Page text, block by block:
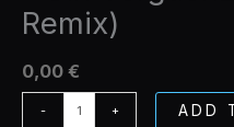
Remix)
0,00 €
-
Sin
(Extended
Remix)
+ ADD